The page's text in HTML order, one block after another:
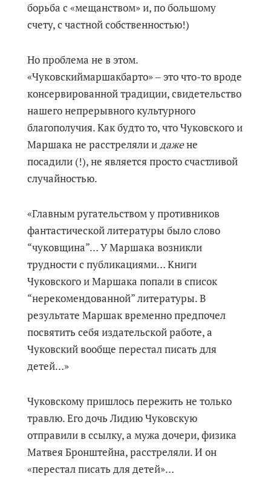
борьба с «мещанством» и, по большому
счету, с частной собственностью!)
Но проблема не в этом.
«Чуковскиймаршакбарто» ‒ это что-то вроде
консервированной традиции, свидетельство
нашего непрерывного культурного
благополучия. Как будто то, что Чуковского и
Маршака не расстреляли идажене
посадили (!), не является просто счастливой
случайностью.
«Главным ругательством у противников
фантастической литературы было слово
“чуковщина”… У Маршака возникли
трудности с публикациями… Книги
Чуковского и Маршака попали в список
“нерекомендованной” литературы. В
результате Маршак временно предпочел
посвятить себя издательской работе, а
Чуковский вообще перестал писать для
детей…»
Чуковскому пришлось пережить не только
травлю. Его дочь Лидию Чуковскую
отправили в ссылку, а мужа дочери, физика
Матвея Бронштейна, расстреляли. И он
«перестал писать для детей»…